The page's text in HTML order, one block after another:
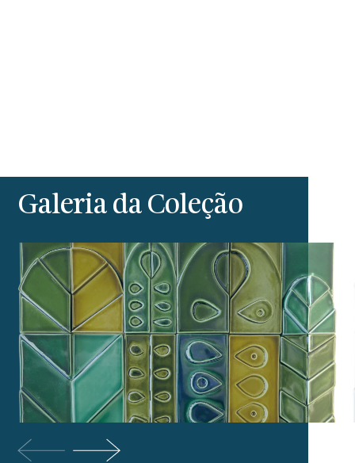
Galeria da Coleção